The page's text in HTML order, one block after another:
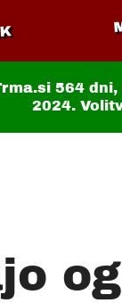
564 dni,
2024.